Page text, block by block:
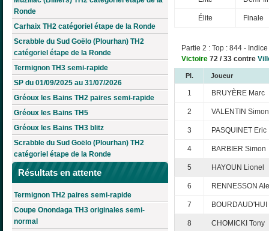
Ronde
Carhaix TH2 catégoriel étape de la Ronde
Scrabble du Sud Goëlo (Plourhan) TH2
catégoriel étape de la Ronde
Termignon TH3 semi-rapide
SP du 01/09/2025 au 31/07/2026
Gréoux les Bains TH2 paires semi-rapide
Gréoux les Bains TH5
Gréoux les Bains TH3 blitz
Scrabble du Sud Goëlo (Plourhan) TH2
catégoriel étape de la Ronde
Résultats en attente
Termignon TH2 paires semi-rapide
Coupe Onondaga TH3 originales semi-
normal
Élite Finale
Partie 2 : Top : 844 -
Victoire 72 / 33 contre
Pl. Joueur
1 BRUYÈRE Marc
2 VALENTIN Simon
3 PASQUINET Eric
4 BARBIER Simon
5 HAYOUN Lionel
6 RENNESSON
7
8 CHOMICKI Tony